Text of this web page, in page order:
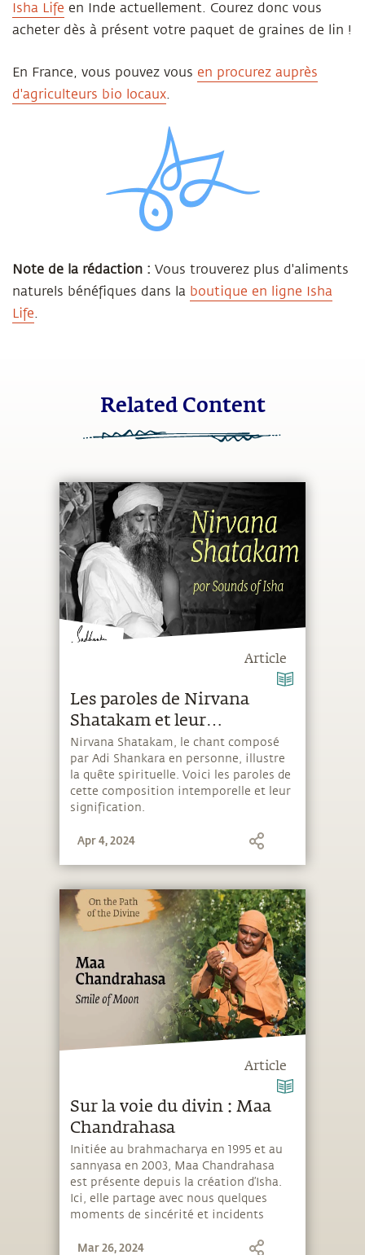
Isha Life en Inde actuellement. Courez donc vous
acheter dès à présent votre paquet de graines de lin !
En France, vous pouvez vous en procurez auprès
d'agriculteurs bio locaux.
Note de la rédaction : Vous trouverez plus d'aliments
naturels bénéfiques dans la boutique en ligne Isha
Life.
Related Content
Article
Les paroles de Nirvana
Shatakam et leur
signification
Nirvana Shatakam, le chant composé
par Adi Shankara en personne, illustre
la quête spirituelle. Voici les paroles de
cette composition intemporelle et leur
signification.
Apr 4, 2024
Article
Sur la voie du divin : Maa
Chandrahasa
Initiée au brahmacharya en 1995 et au
sannyasa en 2003, Maa Chandrahasa
est présente depuis la création d’Isha.
Ici, elle partage avec nous quelques
moments de sincérité et incidents
façonné son voyage spirituel.
Mar 26, 2024